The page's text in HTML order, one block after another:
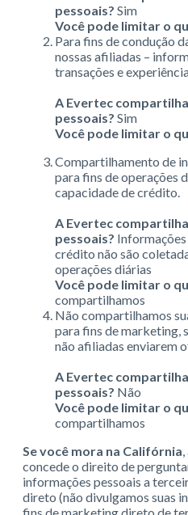
pessoais? Sim
Você pode limitar o
Para fins de condução
nossas afiliadas –
transações e
A Evertec
pessoais? Sim
Você pode limitar o
Compartilhamento de
para fins de operações
capacidade de crédito.
A Evertec
pessoais?
crédito não são
operações diárias
Você pode limitar o
compartilhamos
Não compartilhamos
para fins de marketing,
não afiliadas enviarem
A Evertec
pessoais? Não
Você pode limitar o
compartilhamos
Se você mora na Califórnia
concede o direito de
informações pessoais a
direto (não divulgamos suas